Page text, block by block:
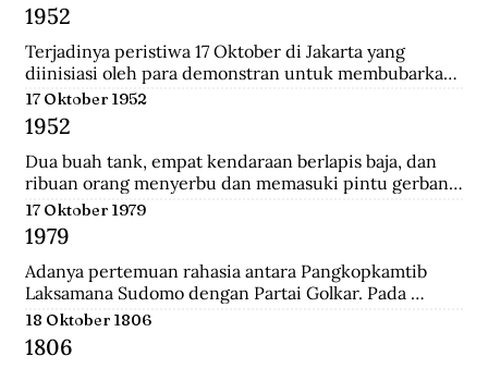
1952
Terjadinya peristiwa 17 Oktober di Jakarta yang
diinisiasi oleh para demonstran untuk membubarkan
Parlemen Indonesia akibat korupsi yang meluas dan
memburuk di Indonesia.
17 Oktober 1952
1952
Dua buah tank, empat kendaraan berlapis baja, dan
ribuan orang menyerbu dan memasuki pintu gerbang
Istana Merdeka, kediaman Presiden Sukarno. Mereka
berkerumun dan menggelar spanduk yang
bertuliskan "Bubarkan Parlemen"!.
17 Oktober 1979
1979
Adanya pertemuan rahasia antara Pangkopkamtib
Laksamana Sudomo dengan Partai Golkar. Pada
pertemuan ini mengecam gagasan ABRI mesti
berpihak pada penguasa jelang Pemilu 1982.
18 Oktober 1806
1806